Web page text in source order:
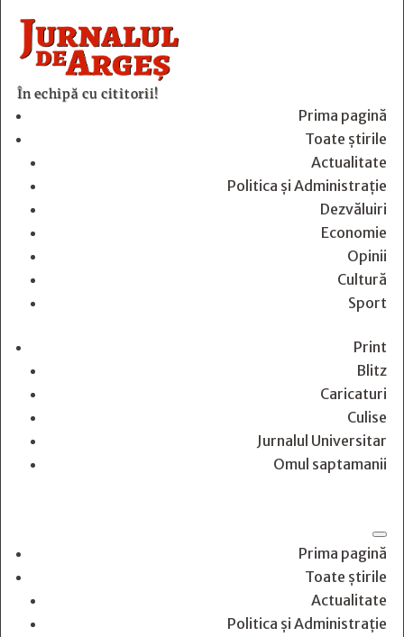
În echipă cu cititorii!
Prima pagină
Toate știrile
Actualitate
Politica și Administrație
Dezvăluiri
Economie
Opinii
Cultură
Sport
Print
Blitz
Caricaturi
Culise
Jurnalul Universitar
Omul saptamanii
Prima pagină
Toate știrile
Actualitate
Politica și Administrație